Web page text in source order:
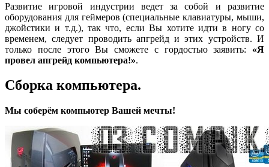
Развитие игровой индустрии ведет за собой и развитие
оборудования для геймеров (специальные клавиатуры, мыши,
джойстики и т.д.), так что, если Вы хотите идти в ногу со
временем, следует проводить апгрейд и этих устройств. И
только после этого Вы сможете с гордостью заявить: «Я
провел апгрейд компьютера!».
Cборка компьютера.
Мы соберём компьютер Вашей мечты!